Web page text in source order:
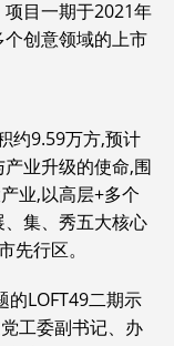
目一期于2021年
创意领域的上市
约9.59万方,预计
业升级的使命,围
业,以高层+多个
集、秀五大核心
先行区。
的LOFT49二期示
工委副书记、办